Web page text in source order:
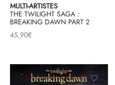
MULTI-ARTISTES
THE TWILIGHT SAGA :
BREAKING DAWN PART 2
45,90€